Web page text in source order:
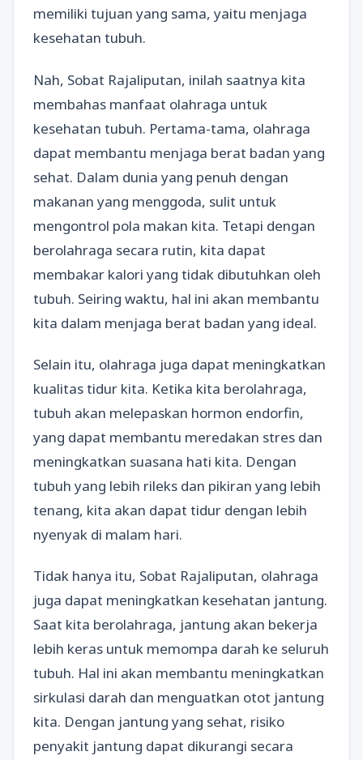
memiliki tujuan yang sama, yaitu menjaga
kesehatan tubuh.
Nah, Sobat Rajaliputan, inilah saatnya kita
membahas manfaat olahraga untuk
kesehatan tubuh. Pertama-tama, olahraga
dapat membantu menjaga berat badan yang
sehat. Dalam dunia yang penuh dengan
makanan yang menggoda, sulit untuk
mengontrol pola makan kita. Tetapi dengan
berolahraga secara rutin, kita dapat
membakar kalori yang tidak dibutuhkan oleh
tubuh. Seiring waktu, hal ini akan membantu
kita dalam menjaga berat badan yang ideal.
Selain itu, olahraga juga dapat meningkatkan
kualitas tidur kita. Ketika kita berolahraga,
tubuh akan melepaskan hormon endorfin,
yang dapat membantu meredakan stres dan
meningkatkan suasana hati kita. Dengan
tubuh yang lebih rileks dan pikiran yang lebih
tenang, kita akan dapat tidur dengan lebih
nyenyak di malam hari.
Tidak hanya itu, Sobat Rajaliputan, olahraga
juga dapat meningkatkan kesehatan jantung.
Saat kita berolahraga, jantung akan bekerja
lebih keras untuk memompa darah ke seluruh
tubuh. Hal ini akan membantu meningkatkan
sirkulasi darah dan menguatkan otot jantung
kita. Dengan jantung yang sehat, risiko
penyakit jantung dapat dikurangi secara